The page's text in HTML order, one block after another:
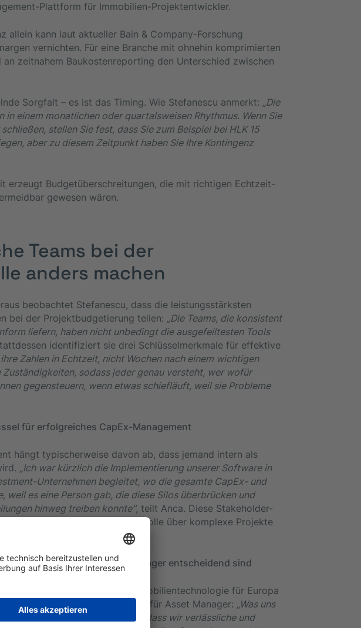
Plattform für Immobilien-Projektentwickler.
allein kann laut aktueller Bain & Company-Forschung
vernichten. Für eine Branche mit ohnehin komprimierten
zeitnahem Baukostenreporting den Unterschied zwischen
Sorgfalt – es ist das Timing. Wie Stefanescu anmerkt: „Die
in einem monatlichen oder quartalsweisen Rhythmus. Wenn Sie
stellen Sie fest, dass Sie zum Beispiel bei HLK 15
aber zu diesem Zeitpunkt haben Sie Ihre Kontingenz
erzeugt Budgetüberschreitungen, die mit richtigen Echtzeit-
gewesen wären.
Teams bei der
anders machen
beobachtet Stefanescu, dass die leistungsstärksten
bei der Projektbudgetierung teilen: „Die Teams, die konsistent
liefern, haben nicht unbedingt die ausgefeiltesten Tools
identifiziert sie drei Schlüsselmerkmale für effektive
ihre Zahlen in Echtzeit, nicht Wochen nach einem wichtigen
Zuständigkeiten, sodass jeder genau versteht, wer wofür
gegensteuern, wenn etwas schiefläuft, weil sie Probleme
für erfolgreiches CapEx-Management
hängt typischerweise davon ab, dass jemand intern als
„Ich war kürzlich die Implementierung unserer Software in
Unternehmen begleitet, wo die gesamte CapEx- und
weil es eine Person gab, die diese Silos überbrücken und
hinweg treiben konnte", teilt Anca. Diese Stakeholder-
als essentiell für die Budgetkontrolle über komplexe Projekte
Echtzeit-Daten für Asset Manager entscheidend sind
, die die Immobilientechnologie für Europa
Bedeutung von Datenqualität für Asset Manager: „Was uns
unterscheidet, ist, dass wir verlässliche und